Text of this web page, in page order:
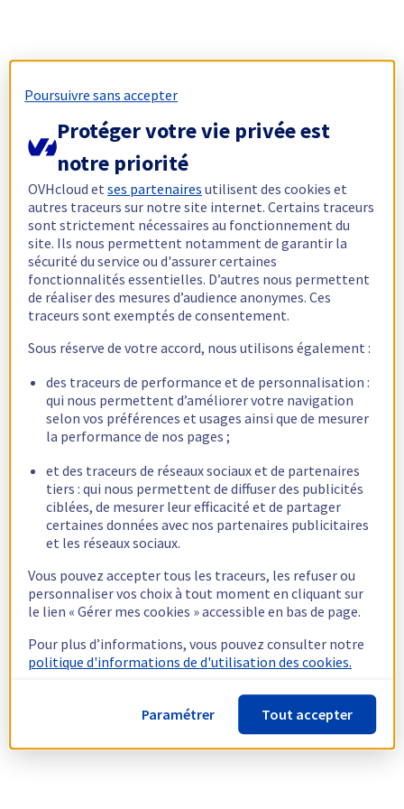
Poursuivre sans accepter
Protéger votre vie privée est
notre priorité
OVHcloud etses partenaires utilisent des cookies et
autres traceurs sur notre site internet. Certains traceurs
sont strictement nécessaires au fonctionnement du
site. Ils nous permettent notamment de garantir la
sécurité du service ou d'assurer certaines
fonctionnalités essentielles. D’autres nous permettent
de réaliser des mesures d’audience anonymes. Ces
traceurs sont exemptés de consentement.
Sous réserve de votre accord, nous utilisons également :
des traceurs de performance et de personnalisation :
qui nous permettent d’améliorer votre navigation
selon vos préférences et usages ainsi que de mesurer
la performance de nos pages ;
et des traceurs de réseaux sociaux et de partenaires
tiers : qui nous permettent de diffuser des publicités
ciblées, de mesurer leur efficacité et de partager
certaines données avec nos partenaires publicitaires
et les réseaux sociaux.
Vous pouvez accepter tous les traceurs, les refuser ou
personnaliser vos choix à tout moment en cliquant sur
le lien « Gérer mes cookies » accessible en bas de page.
Pour plus d’informations, vous pouvez consulter notre
politique d'informations de d'utilisation des cookies.
Paramétrer Tout accepter